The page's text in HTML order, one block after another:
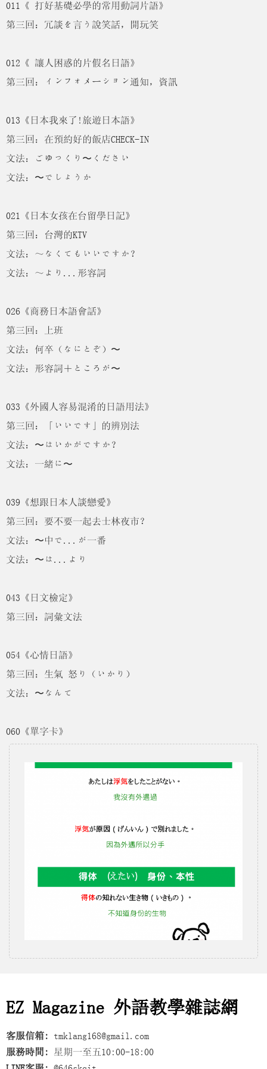
011《 打好基礎必學的常用動詞片語》
第三回：冗談を言う說笑話，開玩笑
012《 讓人困惑的片假名日語》
第三回：インフォメーション通知，資訊
013《日本我來了!旅遊日本語》
第三回：在預約好的飯店CHECK-IN
文法：ごゆっくり〜ください
文法：〜でしょうか
021《日本女孩在台留學日記》
第三回：台灣的KTV
文法：～なくてもいいですか？
文法：～より...形容詞
026《商務日本語會話》
第三回：上班
文法：何卒（なにとぞ）〜
文法：形容詞＋ところが〜
033《外國人容易混淆的日語用法》
第三回：「いいです」的辨別法
文法：〜はいかがですか？
文法：一緒に〜
039《想跟日本人談戀愛》
第三回：要不要一起去士林夜市？
文法：〜中で...が一番
文法：〜は...より
043《日文檢定》
第三回：詞彙文法
054《心情日語》
第三回：生氣 怒り（いかり）
文法：〜なんて
060《單字卡》
EZ Magazine 外語教學雜誌網
客服信箱: tmklang168@gmail.com
服務時間: 星期一至五10:00-18:00